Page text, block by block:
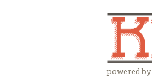
powered by